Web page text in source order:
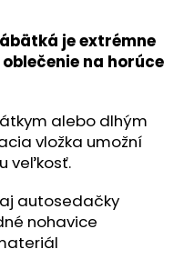
je extrémne
na horúce
alebo dlhým
vložka umožní
veľkosť.
autosedačky
nohavice